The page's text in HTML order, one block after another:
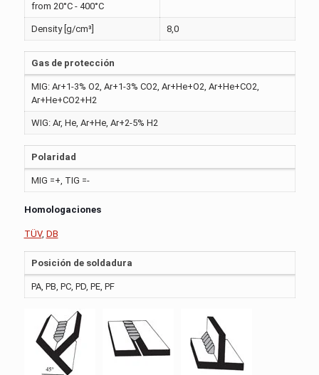
from 20°C - 400°C
Density [g/cm³] 8,0
Gas de protección
MIG: Ar+1-3% O2, Ar+1-3% CO2, Ar+He+O2, Ar+He+CO2,
Ar+He+CO2+H2
WIG: Ar, He, Ar+He, Ar+2-5% H2
Polaridad
MIG =+, TIG =-
Homologaciones
TÜV, DB
Posición de soldadura
PA, PB, PC, PD, PE, PF